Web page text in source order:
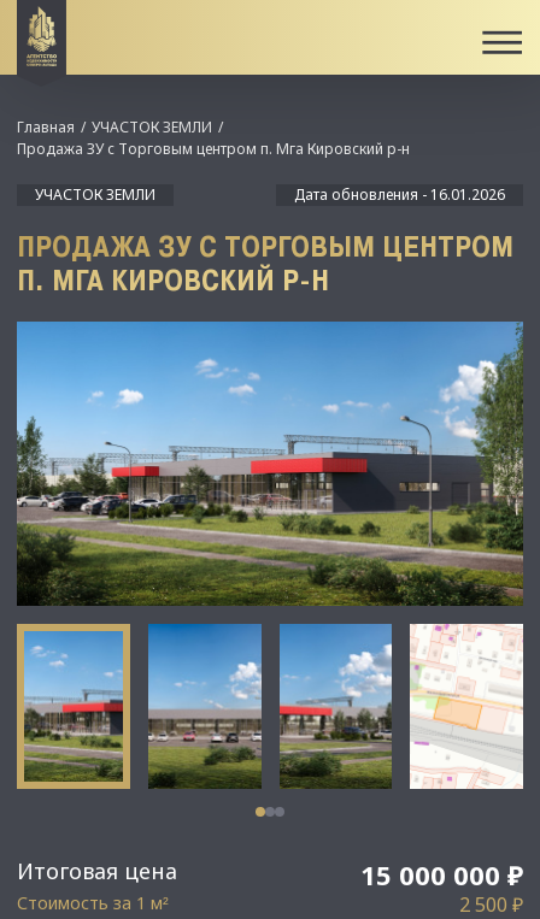
Итоговая цена 15 000 000 ₽
Стоимость за 1 м² 2 500 ₽
Главная
УЧАСТОК ЗЕМЛИ
Продажа ЗУ с Торговым центром п. Мга Кировский р-н
УЧАСТОК ЗЕМЛИ Дата обновления - 16.01.2026
ПРОДАЖА ЗУ С ТОРГОВЫМ ЦЕНТРОМ
П. МГА КИРОВСКИЙ Р-Н